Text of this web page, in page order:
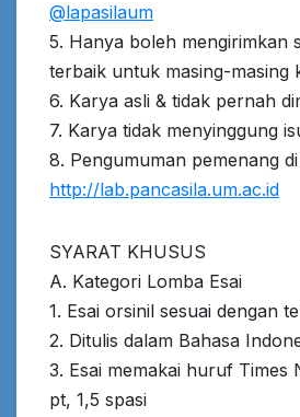
@lapasilaum
5. Hanya boleh mengirimkan
terbaik untuk masing-masing
6. Karya asli & tidak pernah
7. Karya tidak menyinggung
8. Pengumuman pemenang
http://lab.pancasila.um.ac.id
SYARAT KHUSUS
A. Kategori Lomba Esai
1. Esai orsinil sesuai dengan
2. Ditulis dalam Bahasa
3. Esai memakai huruf Times
pt, 1,5 spasi